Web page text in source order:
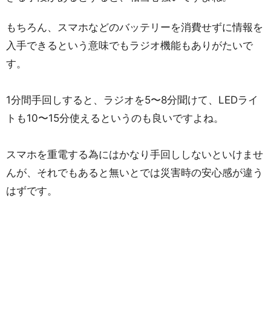
もちろん、スマホなどのバッテリーを消費せずに情報を
入手できるという意味でもラジオ機能もありがたいで
す。
1分間手回しすると、ラジオを5〜8分聞けて、LEDライ
トも10〜15分使えるというのも良いですよね。
スマホを重電する為にはかなり手回ししないといけませ
んが、それでもあると無いとでは災害時の安心感が違う
はずです。